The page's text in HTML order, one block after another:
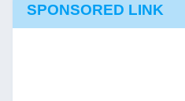
SPONSORED LINK